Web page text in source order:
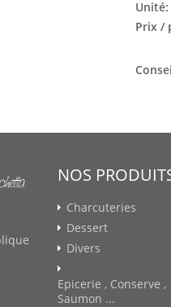
Unité:
Prix /
NOS
Charcuteries
Dessert
Divers
Epicerie , Conserve ,
Saumon ...